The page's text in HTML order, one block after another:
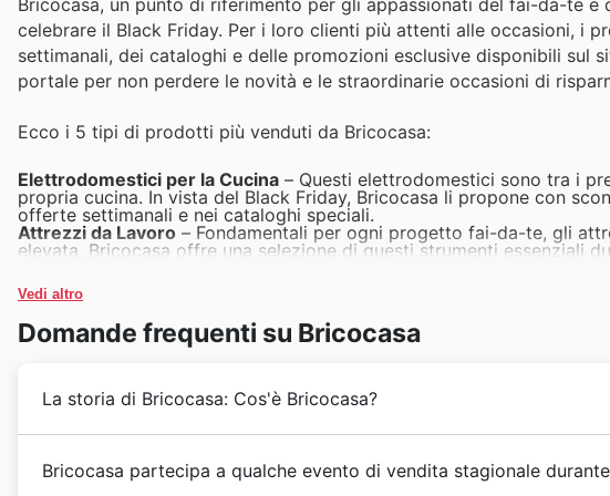
celebrare il Black Friday. Per i loro clienti più attenti alle occasioni, i
settimanali, dei cataloghi e delle promozioni esclusive disponibili sul
portale per non perdere le novità e le straordinarie occasioni di
Ecco i 5 tipi di prodotti più venduti da Bricocasa:
Elettrodomestici per la Cucina – Questi elettrodomestici sono tra i
propria cucina. In vista del Black Friday, Bricocasa li propone con
offerte settimanali e nei cataloghi speciali.
Attrezzi da Lavoro – Fondamentali per ogni progetto fai-da-te, gli
elevata. Bricocasa offre una selezione di questi strumenti essenziali
Articoli per il Giardinaggio
diventano un must-have. Bricocasa li include nelle sue promozioni di
Bricocasa weekly ads e sul sito ufficiale.
Illuminazione per Interni ed Esterni– Rinnovare l'illuminazione è un
Mobili da Giardino– Per godersi al meglio gli spazi esterni, i mobili
vasta gamma di opzioni durante le sue Bricocasa Black Friday
Vedi altro
Domande frequenti su Bricocasa
La storia di Bricocasa: Cos'è Bricocasa?
soluzioni di qualità nelle case e nei progetti dei propri clienti. Fin
Bricocasa partecipa a qualche evento di vendita stagionale